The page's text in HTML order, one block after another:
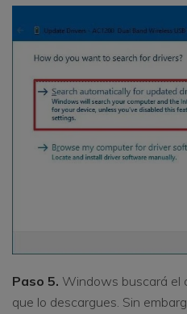
Paso 5. Windows buscará el
que lo descargues. Sin